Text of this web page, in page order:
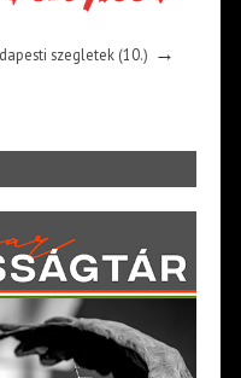
szegletek (10.) →